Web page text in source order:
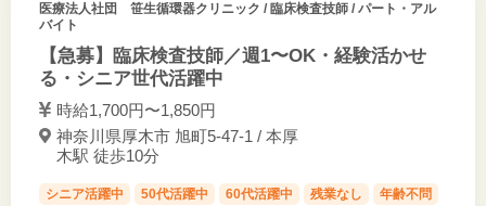
医療法人社団 笹生循環器クリニック / 臨床検査技師 / パート・アル
バイト
【急募】臨床検査技師／週1〜OK・経験活かせ
る・シニア世代活躍中
時給1,700円〜1,850円
神奈川県厚木市 旭町5-47-1 / 本厚
木駅 徒歩10分
シニア活躍中 50代活躍中 60代活躍中 残業なし
年齢不問